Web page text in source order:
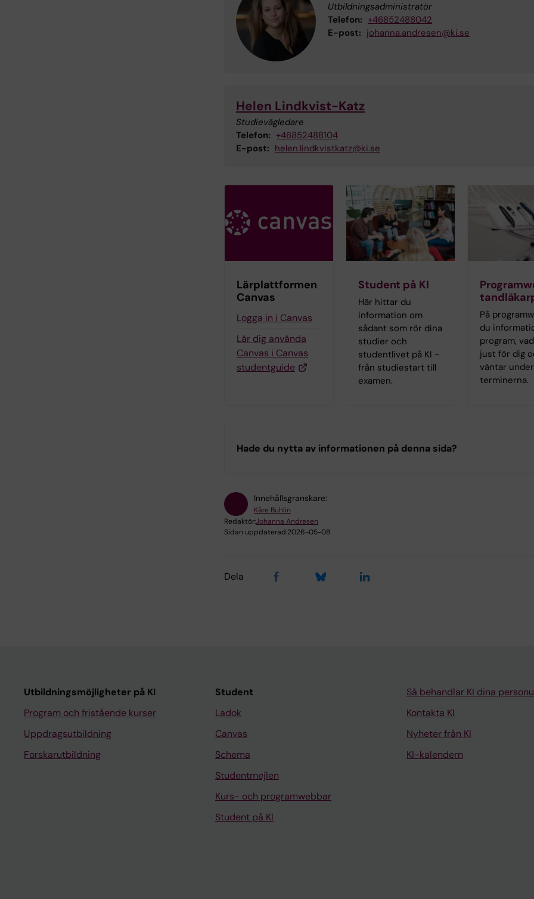
Utbildningsadministratör
Telefon: +46852488042
E-post: johanna.andresen@ki.se
Helen Lindkvist-Katz
Studievägledare
Telefon: +46852488104
E-post: helen.lindkvistkatz@ki.se
Lärplattformen
Canvas
Logga in i Canvas
Lär dig använda
Canvas i Canvas
studentguide
Student på KI
Här hittar du
information om
sådant som rör dina
studier och
studentlivet på KI -
från studiestart till
examen.
På
du
program,
just för dig
väntar
terminerna.
Hade du nytta av informationen på denna sida?
Innehållsgranskare:
Kåre Buhlin
Redaktör:Johanna Andresen
Sidan uppdaterad:2026-05-08
Dela
Utbildningsmöjligheter på KI
Program och fristående kurser
Uppdragsutbildning
Forskarutbildning
Student
Ladok
Canvas
Schema
Studentmejlen
Kurs- och programwebbar
Student på KI
Så behandlar KI dina
Kontakta KI
Nyheter från KI
KI-kalendern